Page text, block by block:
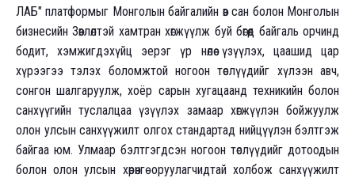
ЛАБ" платформыг Монголын байгалийн өв сан болон Монголын
бизнесийн Зөвлөлтэй хамтран хөгжүүлж буй бөгөөд байгаль орчинд
бодит, хэмжигдэхүйц эерэг үр нөлөө үзүүлэх, цаашид цар
хүрээгээ тэлэх боломжтой ногоон төслүүдийг хүлээн авч,
сонгон шалгаруулж, хоёр сарын хугацаанд техникийн болон
санхүүгийн туслалцаа үзүүлэх замаар хөгжүүлэн бойжуулж
олон улсын санхүүжилт олгох стандартад нийцүүлэн бэлтгэж
байгаа юм. Улмаар бэлтгэгдсэн ногоон төслүүдийг дотоодын
болон олон улсын хөрөнгө оруулагчидтай холбож санхүүжилт